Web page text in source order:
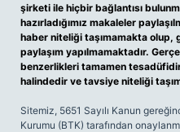
şirketi ile hiçbir bağlantısı
hazırladığımız makaleler
haber niteliği taşımamakta olup,
paylaşım yapılmamaktadır.
benzerlikleri tamamen
halindedir ve tavsiye niteliği
Sitemiz, 5651 Sayılı Kanun
Kurumu (BTK) tarafından